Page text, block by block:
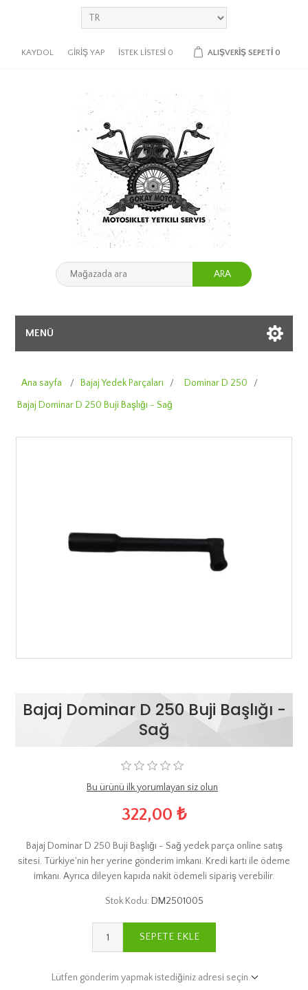
KAYDOL GIRIŞ YAP İSTEK LISTESI 0 ALIŞVERIŞ SEPETI 0
ARA
MENÜ
Ana sayfa / Bajaj Yedek Parçaları / Dominar D 250
/
Bajaj Dominar D 250 Buji Başlığı - Sağ
Bajaj Dominar D 250 Buji Başlığı -
Sağ
Bu ürünü ilk yorumlayan siz olun
322,00 ₺
Bajaj Dominar D 250 Buji Başlığı - Sağ yedek parça online satış
sitesi. Türkiye'nin her yerine gönderim imkanı. Kredi kartı ile ödeme
imkanı. Ayrıca dileyen kapıda nakit ödemeli sipariş verebilir.
Stok Kodu: DM2501005
SEPETE EKLE
Lütfen gönderim yapmak istediğiniz adresi seçin